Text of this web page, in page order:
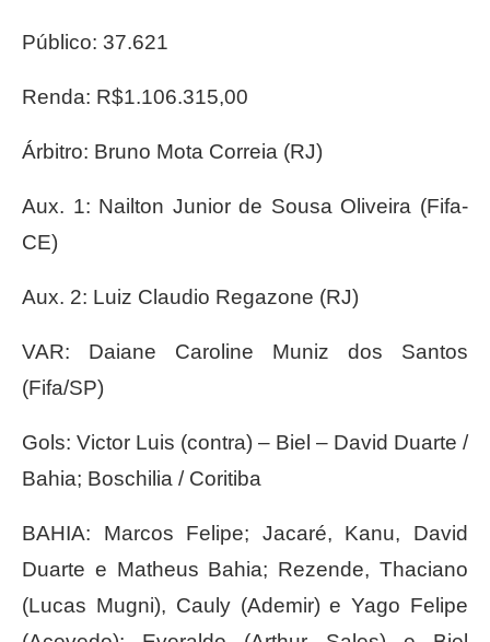
Público: 37.621
Renda: R$1.106.315,00
Árbitro: Bruno Mota Correia (RJ)
Aux. 1: Nailton Junior de Sousa Oliveira (Fifa-
CE)
Aux. 2: Luiz Claudio Regazone (RJ)
VAR: Daiane Caroline Muniz dos Santos
(Fifa/SP)
Gols: Victor Luis (contra) – Biel – David Duarte /
Bahia; Boschilia / Coritiba
BAHIA: Marcos Felipe; Jacaré, Kanu, David
Duarte e Matheus Bahia; Rezende, Thaciano
(Lucas Mugni), Cauly (Ademir) e Yago Felipe